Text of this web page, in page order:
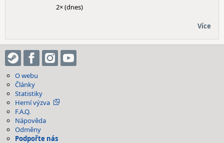
2× (dnes)
Více
O webu
Články
Statistiky
Herní výzva
F.A.Q.
Nápověda
Odměny
Podpořte nás